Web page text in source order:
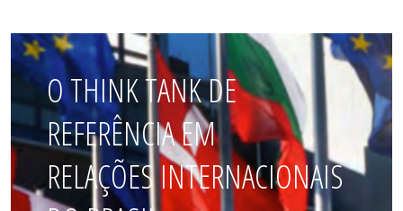
O THINK TANK DE
REFERÊNCIA EM
RELAÇÕES INTERNACIONAIS